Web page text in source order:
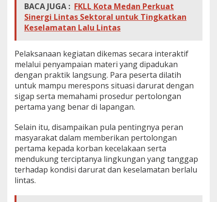
BACA JUGA : FKLL Kota Medan Perkuat
Sinergi Lintas Sektoral untuk Tingkatkan
Keselamatan Lalu Lintas
Pelaksanaan kegiatan dikemas secara interaktif
melalui penyampaian materi yang dipadukan
dengan praktik langsung. Para peserta dilatih
untuk mampu merespons situasi darurat dengan
sigap serta memahami prosedur pertolongan
pertama yang benar di lapangan.
Selain itu, disampaikan pula pentingnya peran
masyarakat dalam memberikan pertolongan
pertama kepada korban kecelakaan serta
mendukung terciptanya lingkungan yang tanggap
terhadap kondisi darurat dan keselamatan berlalu
lintas.